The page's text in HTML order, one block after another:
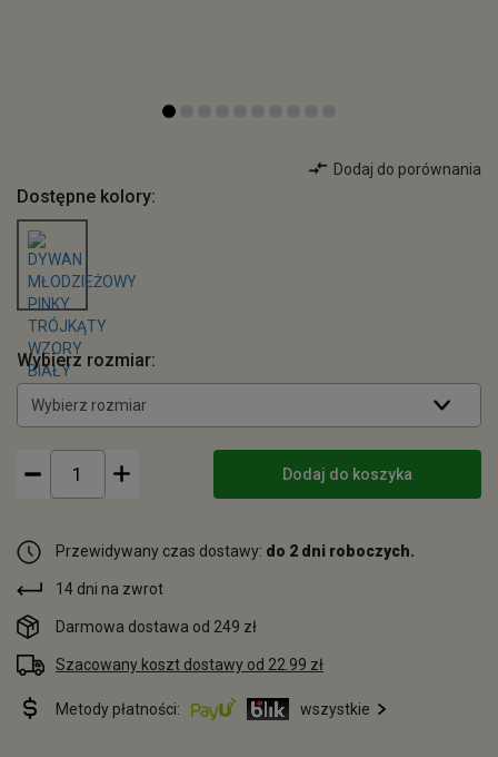
Dodaj do porównania
Dostępne kolory:
Wybierz rozmiar:
Wybierz rozmiar
Dodaj do koszyka
Przewidywany czas dostawy: do 2 dni roboczych.
14 dni na zwrot
Darmowa dostawa od 249 zł
Szacowany koszt dostawy od 22.99 zł
Metody płatności: wszystkie